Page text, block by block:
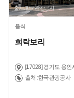
출처:한국관광공사
음식
희락보리
[17028] 경기도 용인시 처인구 포곡읍 포
출처 :한국관광공사